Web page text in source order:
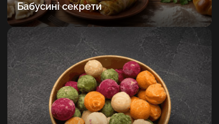
Бабусині секрети